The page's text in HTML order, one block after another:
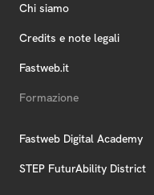
Chi siamo
Credits e note legali
Fastweb.it
Formazione
Fastweb Digital Academy
STEP FuturAbility District